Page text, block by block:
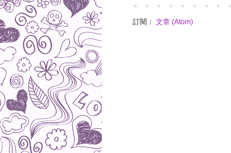
訂閱： 文章 (Atom)